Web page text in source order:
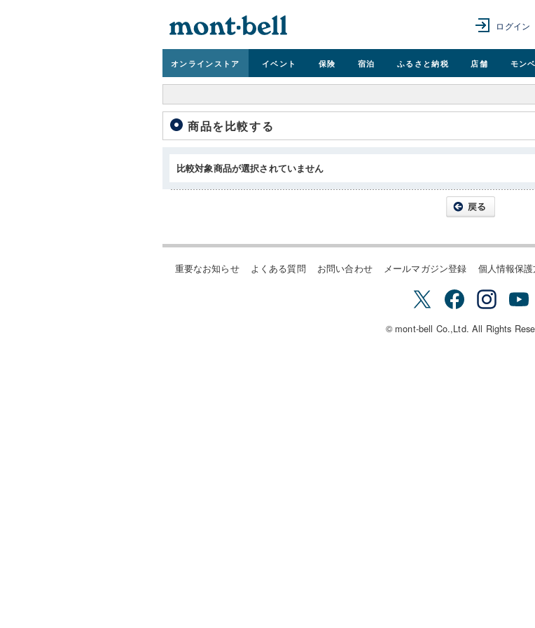
ログイン
オンラインストア イベント 保険 宿泊 ふるさと納税 店舗 モン
商品を比較する
比較対象商品が選択されていません
重要なお知らせ よくある質問 お問い合わせ メールマガジン登録 個人情報保
© mont-bell Co.,Ltd. All Rights